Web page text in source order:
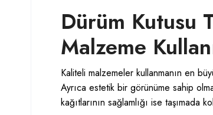
Dürüm Kutusu
Malzeme
Kaliteli malzemeler kullanmanın en
Ayrıca estetik bir görünüme sahip
kağıtlarının sağlamlığı ise taşımada